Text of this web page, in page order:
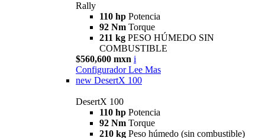
Rally
110 hp Potencia
92 Nm Torque
211 kg PESO HÚMEDO SIN
COMBUSTIBLE
$560,600 mxn i
Configurador Lee Mas
new DesertX 100
DesertX 100
110 hp Potencia
92 Nm Torque
210 kg Peso húmedo (sin combustible)